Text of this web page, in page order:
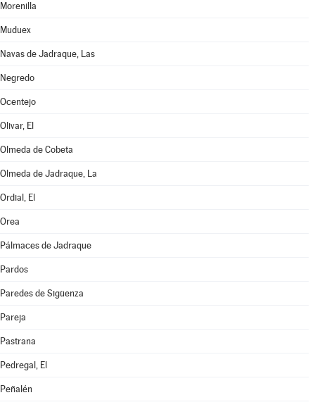
Morenilla
Muduex
Navas de Jadraque, Las
Negredo
Ocentejo
Olivar, El
Olmeda de Cobeta
Olmeda de Jadraque, La
Ordial, El
Orea
Pálmaces de Jadraque
Pardos
Paredes de Sigüenza
Pareja
Pastrana
Pedregal, El
Peñalén